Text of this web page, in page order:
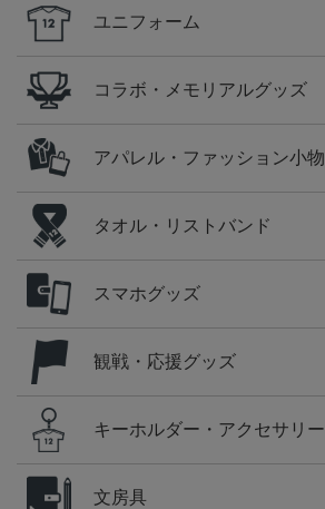
ユニフォーム
コラボ・メモリアルグッズ
アパレル・ファッション小物
タオル・リストバンド
スマホグッズ
観戦・応援グッズ
キーホルダー・アクセサリー
文房具